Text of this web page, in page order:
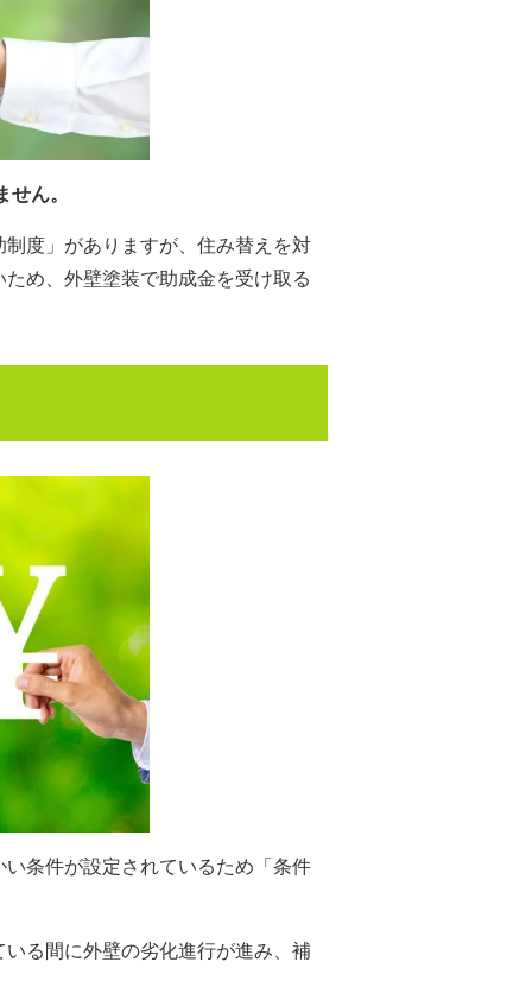
ん。
度」がありますが、住み替えを対
め、外壁塗装で助成金を受け取る
条件が設定されているため「条件
る間に外壁の劣化進行が進み、補